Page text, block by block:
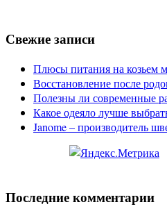
Свежие записи
Плюсы питания на козьем
Восстановление после
Полезны ли современные
Какое одеяло лучше
Janome – производитель
Последние комментарии